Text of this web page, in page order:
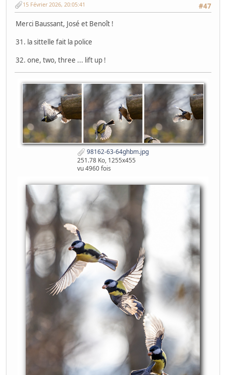
#47
15 Février 2026, 20:05:41
Merci Baussant, José et Benoît !
31. la sittelle fait la police
32. one, two, three ... lift up !
98162-63-64ghbm.jpg
251.78 Ko, 1255x455
vu 4960 fois